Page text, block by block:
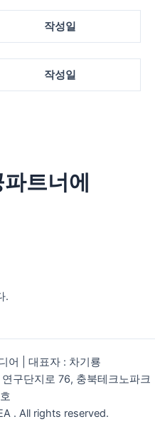
작성일
작성일
트너에
.
어 | 대표자 : 차기룡
구단지로 76, 충북테크노파크
. All rights reserved.